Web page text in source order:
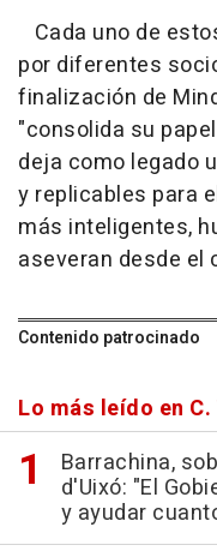
Cada uno de
por diferentes
finalización de
"consolida su
deja como legado
y replicables para
más inteligentes,
aseveran desde el
Contenido patrocinado
Lo más leído en
Barrachina,
d'Uixó: "El
y ayudar